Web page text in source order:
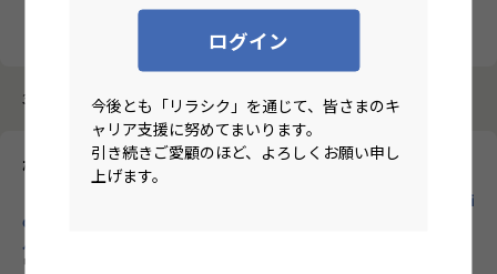
ログイン
今後とも「リラシク」を通じて、皆さまのキ
ャリア支援に努めてまいります。
引き続きご愛顧のほど、よろしくお願い申し
上げます。
3987件中 21件～30件
株式会社ホープス
【ハイブリ/東京/月平均残業10時間/昇給率7.2％/70歳定年/Servi
ceNowプロジェクトマネージャー】プライム市場上場SHIFTグ
ループで30年以上のの実績あるERP導入支援企業！
ワーク求人